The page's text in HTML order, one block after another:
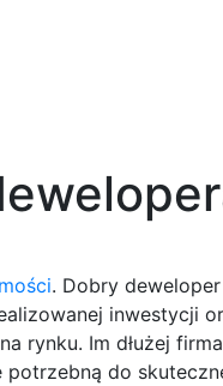
. Dobry
inwestycji
rynku. Im dłużej
do